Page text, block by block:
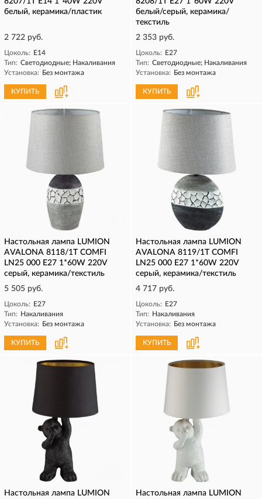
белый, керамика/пластик
2 722 руб.
Цоколь: E14
Тип: Светодиодные; Накаливания
Установка: Без монтажа
КУПИТЬ
белый/серый, керамика/
текстиль
2 353 руб.
Цоколь: E27
Тип: Светодиодные; Накаливания
Установка: Без монтажа
КУПИТЬ
Настольная лампа LUMION
AVALONA 8118/1T COMFI
LN25 000 E27 1*60W 220V
серый, керамика/текстиль
5 505 руб.
Цоколь: E27
Тип: Накаливания
Установка: Без монтажа
КУПИТЬ
Настольная лампа LUMION
AVALONA 8119/1T COMFI
LN25 000 E27 1*60W 220V
серый, керамика/текстиль
4 717 руб.
Цоколь: E27
Тип: Накаливания
Установка: Без монтажа
КУПИТЬ
Настольная лампа LUMION
Настольная лампа LUMION